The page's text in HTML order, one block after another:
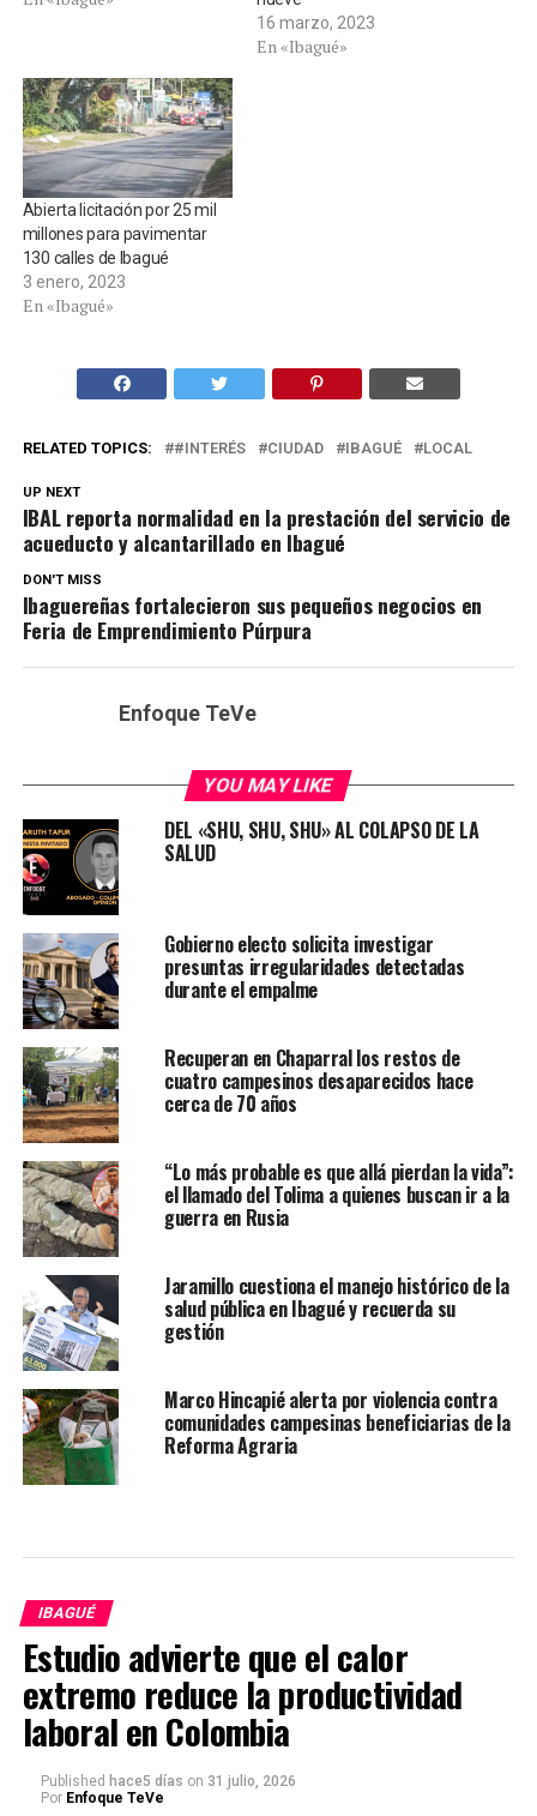
16 marzo, 2023
En «Ibagué»
Abierta licitación por 25 mil
millones para pavimentar
130 calles de Ibagué
3 enero, 2023
En «Ibagué»
RELATED TOPICS: #INTERÉS CIUDAD IBAGUÉ LOCAL
UP NEXT
IBAL reporta normalidad en la prestación del servicio de
acueducto y alcantarillado en Ibagué
DON'T MISS
Ibaguereñas fortalecieron sus pequeños negocios en
Feria de Emprendimiento Púrpura
Enfoque TeVe
YOU MAY LIKE
DEL «SHU, SHU, SHU» AL COLAPSO DE LA
SALUD
Gobierno electo solicita investigar
presuntas irregularidades detectadas
durante el empalme
Recuperan en Chaparral los restos de
cuatro campesinos desaparecidos hace
cerca de 70 años
“Lo más probable es que allá pierdan la vida”:
el llamado del Tolima a quienes buscan ir a la
guerra en Rusia
Jaramillo cuestiona el manejo histórico de la
salud pública en Ibagué y recuerda su
gestión
Marco Hincapié alerta por violencia contra
comunidades campesinas beneficiarias de la
Reforma Agraria
IBAGUÉ
Estudio advierte que el calor
extremo reduce la productividad
laboral en Colombia
Published hace5 días on 31 julio, 2026
Por Enfoque TeVe